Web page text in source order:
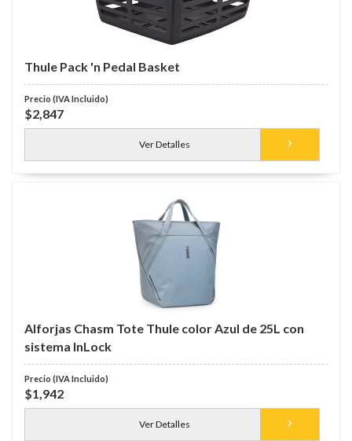
Thule Pack 'n Pedal Basket
$2,847
Ver Detalles
Alforjas Chasm Tote Thule color Azul de 25L con
sistema InLock
$1,942
Ver Detalles